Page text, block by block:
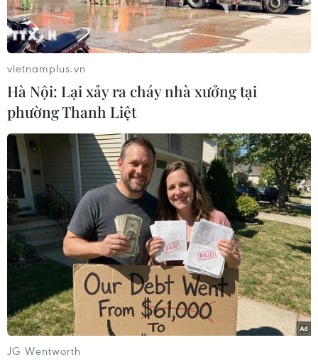
Tuần hành kêu gọi chống biến đổi khí hậu
tại hơn 160 nước
22/09/2014 04:28
Khoảng 600.000 người ở khắp nơi trên thế giới đã
xuống đường tuần hành với thông điệp thống nhất kêu
gọi thế giới hành động cụ thể chống biến đổi khí hậu.
vietnamplus.vn
Hà Nội: Lại xảy ra cháy nhà xưởng tại
phường Thanh Liệt
JG Wentworth